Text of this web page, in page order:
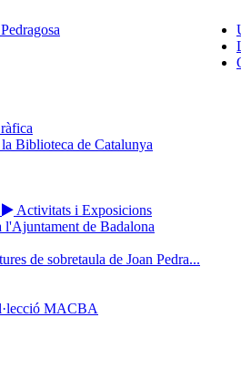
Biblioteca de Catalunya
Activitats i Exposicions
l'Ajuntament de Badalona
de sobretaula de Joan Pedra...
MACBA